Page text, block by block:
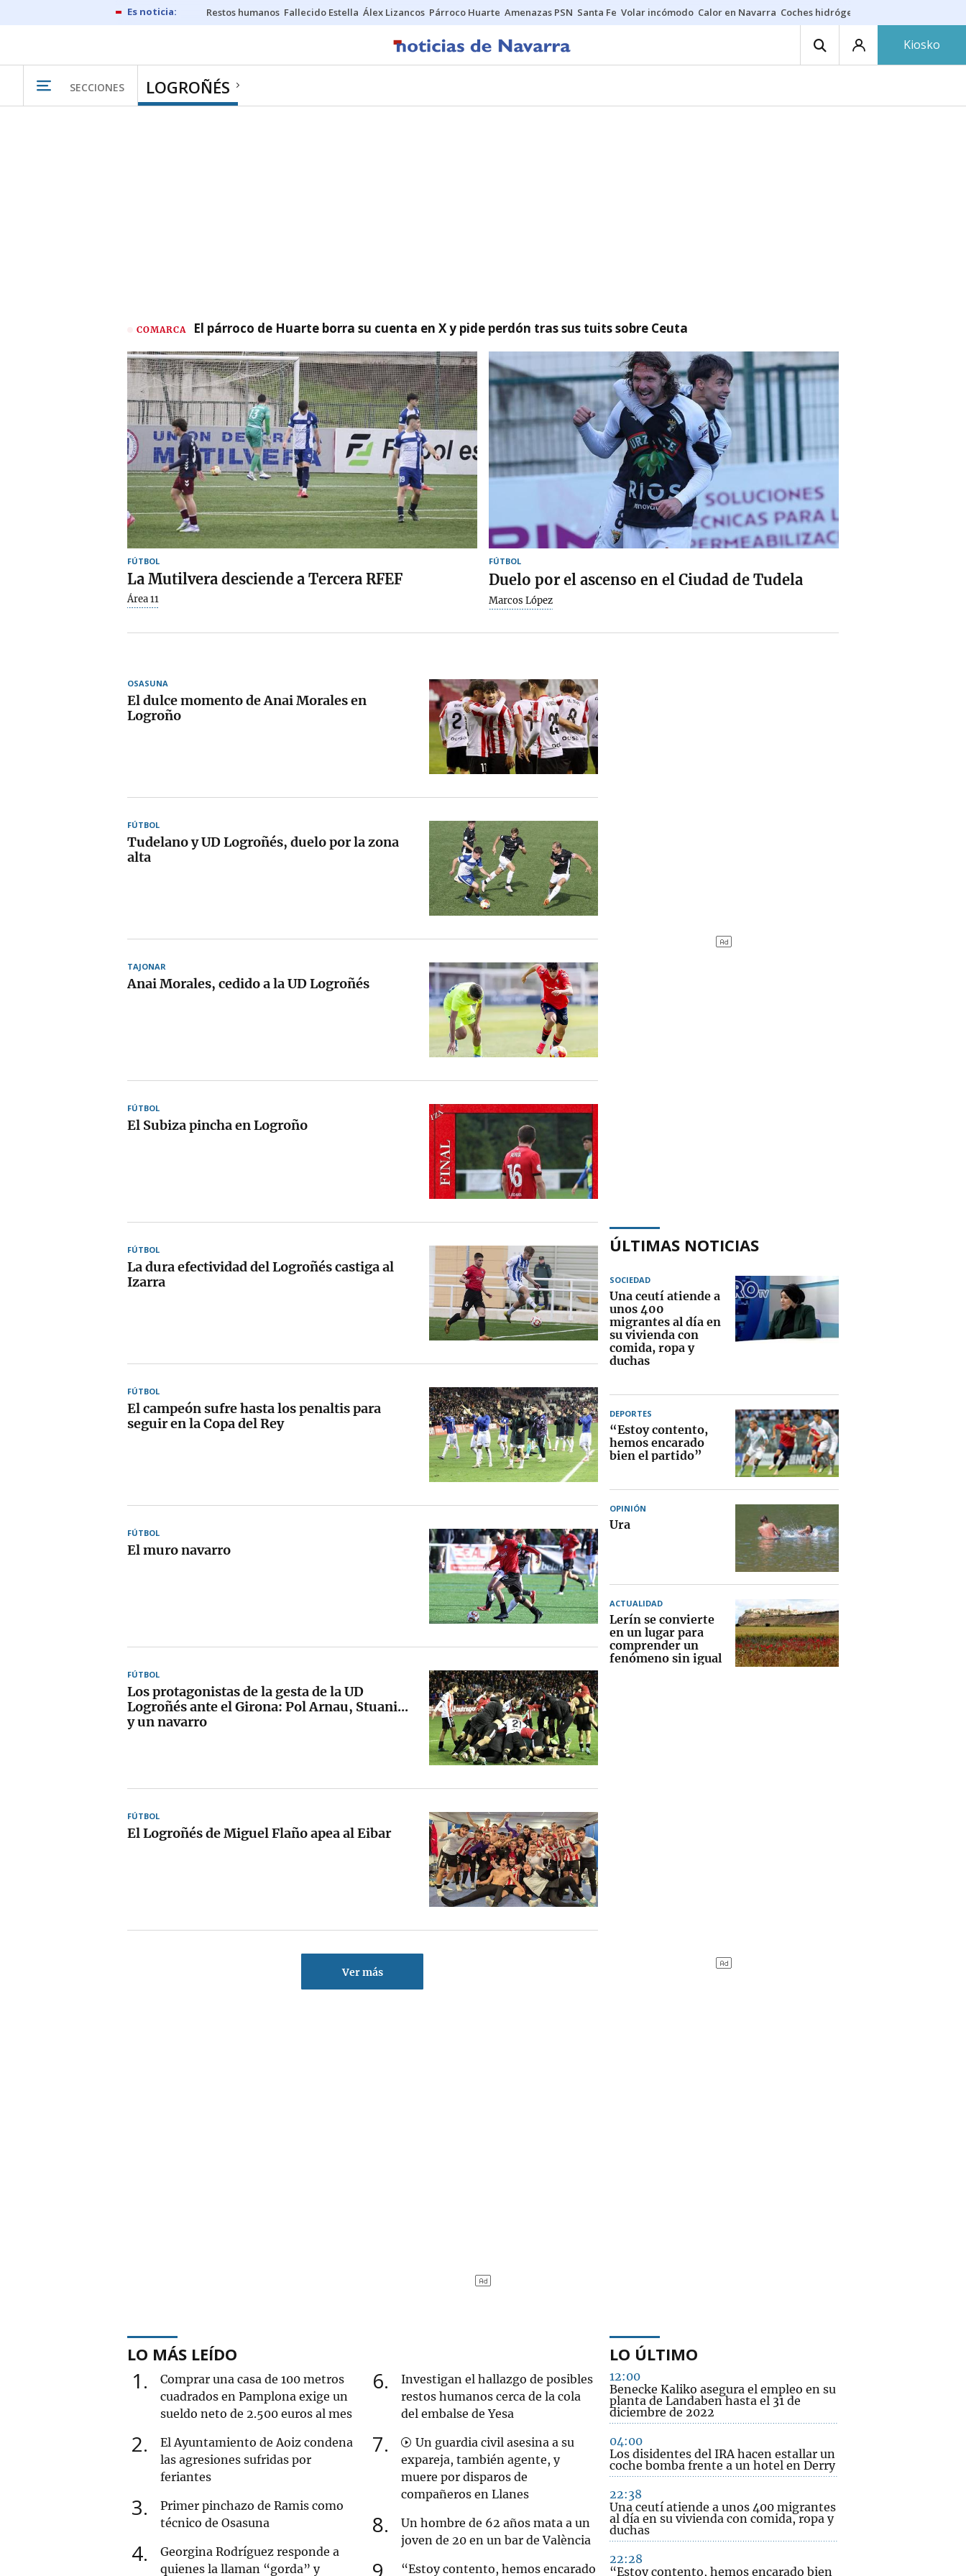
Restos humanos Fallecido Estella Álex Lizancos Párroco Huarte Amenazas PSN Santa Fe Volar incómodo Calor en Navarra Coches hidrógeno
Kiosko
SECCIONES LOGROÑÉS
COMARCA El párroco de Huarte borra su cuenta en X y pide perdón tras sus tuits sobre Ceuta
FÚTBOL
La Mutilvera desciende a Tercera RFEF
Área 11
FÚTBOL
Duelo por el ascenso en el Ciudad de Tudela
Marcos López
OSASUNA
El dulce momento de Anai Morales en
Logroño
FÚTBOL
Tudelano y UD Logroñés, duelo por la zona
alta
TAJONAR
Anai Morales, cedido a la UD Logroñés
FÚTBOL
El Subiza pincha en Logroño
FÚTBOL
La dura efectividad del Logroñés castiga al
Izarra
FÚTBOL
El campeón sufre hasta los penaltis para
seguir en la Copa del Rey
FÚTBOL
El muro navarro
FÚTBOL
Los protagonistas de la gesta de la UD
Logroñés ante el Girona: Pol Arnau, Stuani...
y un navarro
FÚTBOL
El Logroñés de Miguel Flaño apea al Eibar
Ver más
ÚLTIMAS NOTICIAS
SOCIEDAD
Una ceutí atiende a
unos 400
migrantes al día en
su vivienda con
comida, ropa y
duchas
DEPORTES
“Estoy contento,
hemos encarado
bien el partido”
OPINIÓN
Ura
ACTUALIDAD
Lerín se convierte
en un lugar para
comprender un
fenómeno sin igual
LO MÁS LEÍDO
1
Comprar una casa de 100 metros
cuadrados en Pamplona exige un
sueldo neto de 2.500 euros al mes
2
El Ayuntamiento de Aoiz condena
las agresiones sufridas por
feriantes
3
Primer pinchazo de Ramis como
técnico de Osasuna
4
Georgina Rodríguez responde a
quienes la llaman “gorda” y
6
Investigan el hallazgo de posibles
restos humanos cerca de la cola
del embalse de Yesa
7
Un guardia civil asesina a su
expareja, también agente, y
muere por disparos de
compañeros en Llanes
8
Un hombre de 62 años mata a un
joven de 20 en un bar de València
9 “Estoy contento, hemos encarado
LO ÚLTIMO
12:00
Benecke Kaliko asegura el empleo en su
planta de Landaben hasta el 31 de
diciembre de 2022
04:00
Los disidentes del IRA hacen estallar un
coche bomba frente a un hotel en Derry
22:38
Una ceutí atiende a unos 400 migrantes
al día en su vivienda con comida, ropa y
duchas
22:28
“Estoy contento, hemos encarado bien